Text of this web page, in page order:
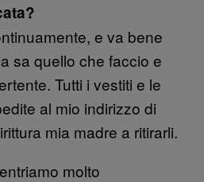
e va bene
sa quello che faccio e
Tutti i vestiti e le
al mio indirizzo di
mia madre a ritirarli.
molto